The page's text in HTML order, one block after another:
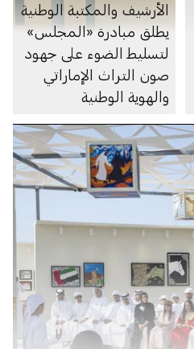
الأرشيف والمكتبة الوطنية
يطلق مبادرة «المجلس»
لتسليط الضوء على جهود
صون التراث الإماراتي
والهوية الوطنية